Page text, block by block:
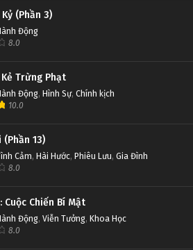
(Phần 3)
Động
8.0
Kẻ Trừng Phạt
Động, Hình Sự, Chính kịch
10.0
(Phần 13)
Cảm, Hài Hước, Phiêu Lưu, Gia Đình
8.0
Cuộc Chiến Bí Mật
Động, Viễn Tưởng, Khoa Học
8.0